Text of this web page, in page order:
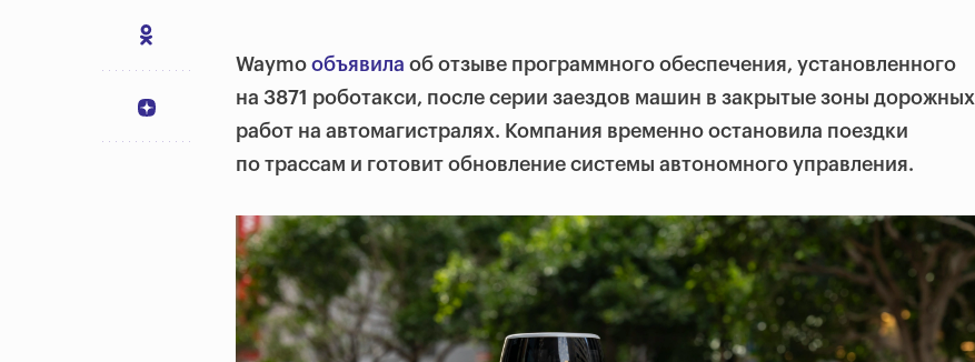
Waymo объявила об отзыве программного обеспечения, установленного
на 3871 роботакси, после серии заездов машин в закрытые зоны дорожных
работ на автомагистралях. Компания временно остановила поездки
по трассам и готовит обновление системы автономного управления.